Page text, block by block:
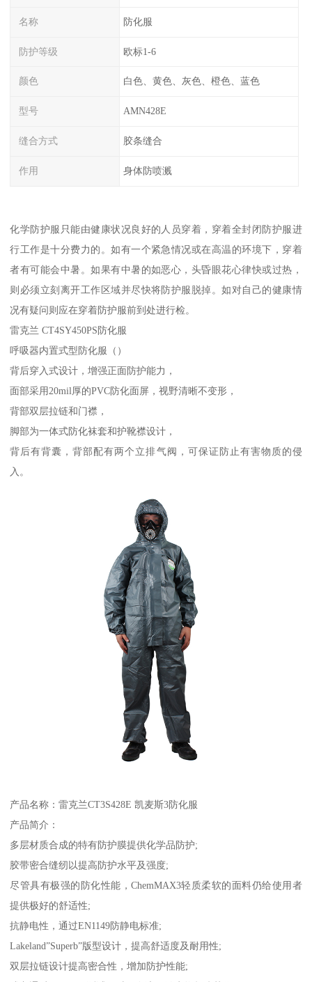
名称 防化服
防护等级 欧标1-6
颜色 白色、黄色、灰色、橙色、蓝色
型号 AMN428E
缝合方式 胶条缝合
作用 身体防喷溅
化学防护服只能由健康状况良好的人员穿着，穿着全封闭防护服进
行工作是十分费力的。如有一个紧急情况或在高温的环境下，穿着
者有可能会中暑。如果有中暑的如恶心，头昏眼花心律快或过热，
则必须立刻离开工作区域并尽快将防护服脱掉。如对自己的健康情
况有疑问则应在穿着防护服前到处进行检。
雷克兰 CT4SY450PS防化服
呼吸器内置式型防化服（）
背后穿入式设计，增强正面防护能力，
面部采用20mil厚的PVC防化面屏，视野清晰不变形，
背部双层拉链和门襟，
脚部为一体式防化袜套和护靴襟设计，
背后有背囊，背部配有两个立排气阀，可保证防止有害物质的侵
入。
产品名称：雷克兰CT3S428E 凯麦斯3防化服
产品简介：
多层材质合成的特有防护膜提供化学品防护;
胶带密合缝纫以提高防护水平及强度;
尽管具有极强的防化性能，ChemMAX3轻质柔软的面料仍给使用者
提供极好的舒适性;
抗静电性，通过EN1149防静电标准;
Lakeland”Superb”版型设计，提高舒适度及耐用性;
双层拉链设计提高密合性，增加防护性能;